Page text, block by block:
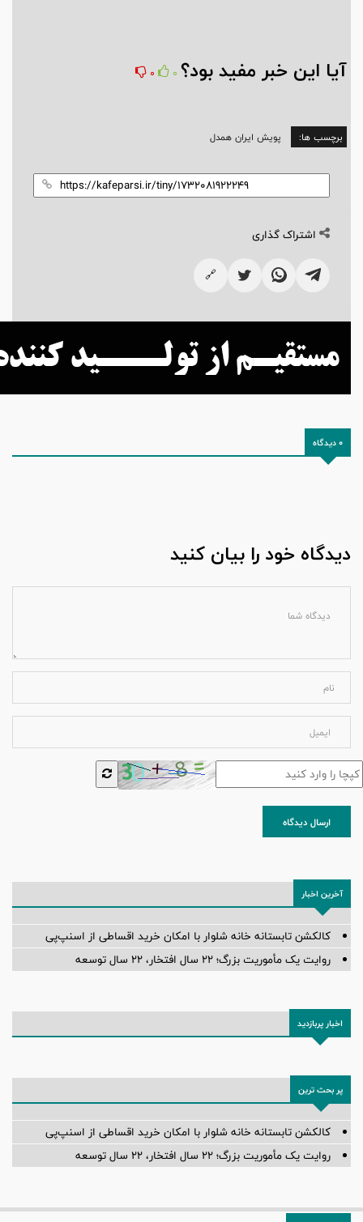
آیا این خبر مفید بود؟ 0
0
برچسب ها: پویش ایران همدل
اشتراک گذاری
🔗
0 دیدگاه
دیدگاه خود را بیان کنید
ارسال دیدگاه
آخرین اخبار
کالکشن تابستانه خانه شلوار با امکان خرید اقساطی از اسنپ‌پی
روایت یک مأموریت بزرگ؛ ۲۲ سال افتخار، ۲۲ سال توسعه
اخبار پربازدید
پر بحث ترین
کالکشن تابستانه خانه شلوار با امکان خرید اقساطی از اسنپ‌پی
روایت یک مأموریت بزرگ؛ ۲۲ سال افتخار، ۲۲ سال توسعه